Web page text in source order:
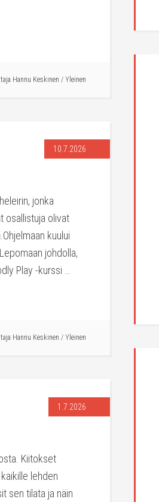
Hannu Keskinen / Yleinen
10.7.2026
jonka
osallistuja olivat
kuului
johdolla,
Play -kurssi …
Hannu Keskinen / Yleinen
1.7.2026
Kiitokset
lehden
sen tilata ja näin